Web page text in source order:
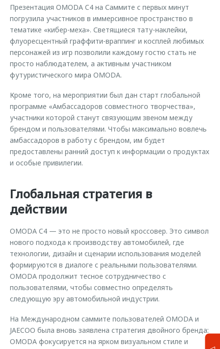
Презентация OMODA C4 на Саммите с первых минут
погрузила участников в иммерсивное пространство в
тематике «кибер-меха». Светящиеся тату-наклейки,
флуоресцентный граффити-враппинг и косплей любимых
персонажей из игр позволили каждому гостю стать не
просто наблюдателем, а активным участником
футуристического мира OMODA.
Кроме того, на мероприятии был дан старт глобальной
программе «Амбассадоров совместного творчества»,
участники которой станут связующим звеном между
брендом и пользователями. Чтобы максимально вовлечь
амбассадоров в работу с брендом, им будет
предоставлены ранний доступ к информации о продуктах
и особые привилегии.
Глобальная стратегия в
действии
OMODA C4 — это не просто новый кроссовер. Это символ
нового подхода к производству автомобилей, где
технологии, дизайн и сценарии использования моделей
формируются в диалоге с реальными пользователями.
OMODA продолжит тесное сотрудничество с
пользователями, чтобы совместно определять
следующую эру автомобильной индустрии.
На Международном саммите пользователей OMODA и
JAECOO была вновь заявлена стратегия двойного бренда:
OMODA фокусируется на ярком визуальном стиле и